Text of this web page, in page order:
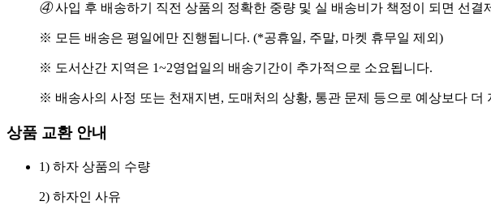
④사입 후 배송하기 직전 상품의 정확한 중량 및 실 배송비가 책정이 되면 선결
※ 모든 배송은 평일에만 진행됩니다. (*공휴일, 주말, 마켓 휴무일 제외)
※ 도서산간 지역은 1~2영업일의 배송기간이 추가적으로 소요됩니다.
※ 배송사의 사정 또는 천재지변, 도매처의 상황, 통관 문제 등으로 예상보다 더
상품 교환 안내
1) 하자 상품의 수량
2) 하자인 사유